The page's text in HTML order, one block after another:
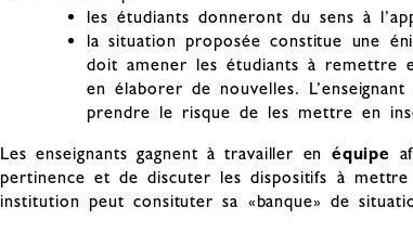
les étudiants donneront du sens à
la situation proposée constitue une
doit amener les étudiants à remettre
en élaborer de nouvelles.
prendre le risque de les mettre en
Les enseignants gagnent à travailler en équipe
pertinence et de discuter les dispositifs à
institution peut consituter sa «banque» de